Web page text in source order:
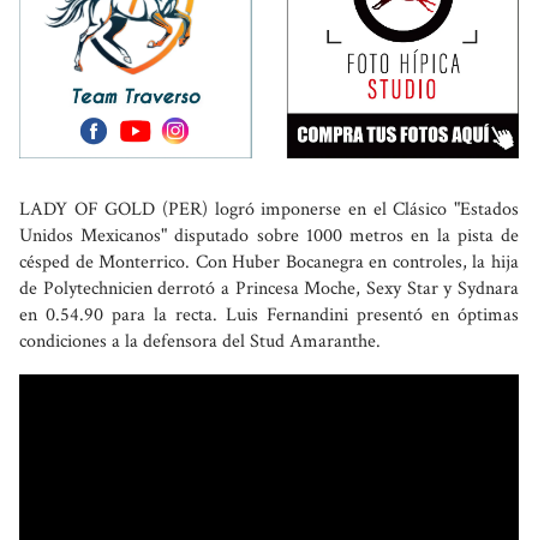
LADY OF GOLD (PER) logró imponerse en el Clásico "Estados
Unidos Mexicanos" disputado sobre 1000 metros en la pista de
césped de Monterrico. Con Huber Bocanegra en controles, la hija
de Polytechnicien derrotó a Princesa Moche, Sexy Star y Sydnara
en 0.54.90 para la recta. Luis Fernandini presentó en óptimas
condiciones a la defensora del Stud Amaranthe.